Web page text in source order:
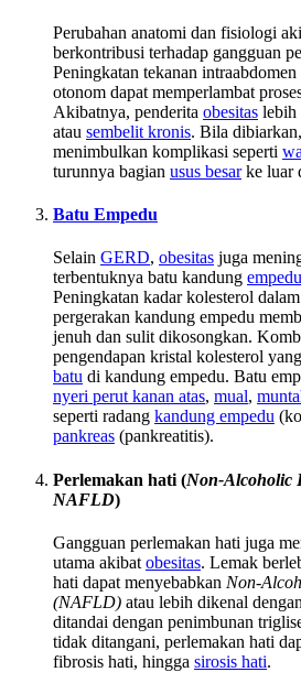
Perubahan anatomi dan fisiologi
berkontribusi terhadap gangguan
Peningkatan tekanan
otonom dapat memperlambat
Akibatnya, penderita obesitas lebih
atau sembelit kronis. Bila dibiarkan,
menimbulkan komplikasi seperti
turunnya bagian usus besarke luar
Batu Empedu
Selain GERD, obesitas juga
terbentuknya batu kandung empedu
Peningkatan kadar kolesterol
pergerakan kandung empedu
jenuh dan sulit dikosongkan.
pengendapan kristal kolesterol
batu di kandung empedu. Batu
nyeri perut kanan atas, mual,
seperti radang kandung empedu
pankreas (pankreatitis).
Perlemakan hati (Non-Alcoholic
NAFLD)
Gangguan perlemakan hati juga
utama akibat obesitas. Lemak
hati dapat menyebabkan Non-
(NAFLD) atau lebih dikenal
ditandai dengan penimbunan
tidak ditangani, perlemakan hati
fibrosis hati, hingga sirosis hati.